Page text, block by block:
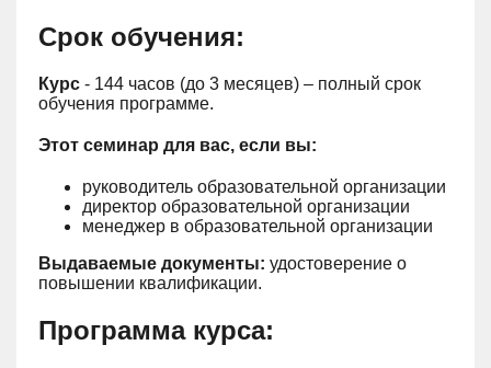
Срок обучения:
Курс - 144 часов (до 3 месяцев) – полный срок
обучения программе.
Этот семинар для вас, если вы:
руководитель образовательной организации
директор образовательной организации
менеджер в образовательной организации
Выдаваемые документы: удостоверение о
повышении квалификации.
Программа курса: